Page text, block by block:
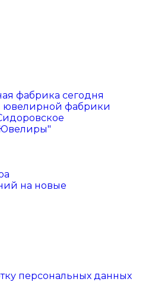
фабрика сегодня
ювелирной фабрики
на новые
персональных данных